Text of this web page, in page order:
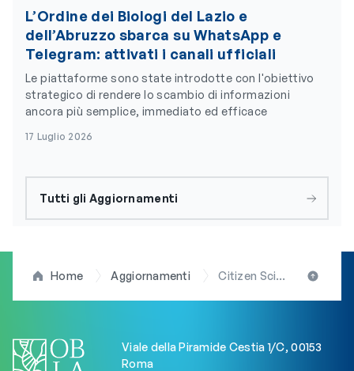
L’Ordine dei Biologi del Lazio e
dell’Abruzzo sbarca su WhatsApp e
Telegram: attivati i canali ufficiali
Le piattaforme sono state introdotte con l'obiettivo
strategico di rendere lo scambio di informazioni
ancora più semplice, immediato ed efficace
17 Luglio 2026
Tutti gli Aggiornamenti
Home Aggiornamenti Citizen Science, la presidente Arduini (OBLA) lancia il “progetto Sigb”: una mano per i giovani biologi
Viale della Piramide Cestia 1/C, 00153
Roma